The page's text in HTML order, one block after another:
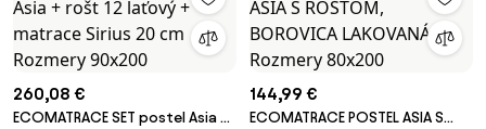
260,08 €
ECOMATRACE SET postel Asia +
144,99 €
ECOMATRACE POSTEL ASIA S